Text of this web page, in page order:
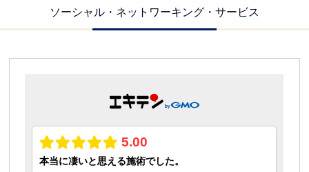
ソーシャル・ネットワーキング・サービス